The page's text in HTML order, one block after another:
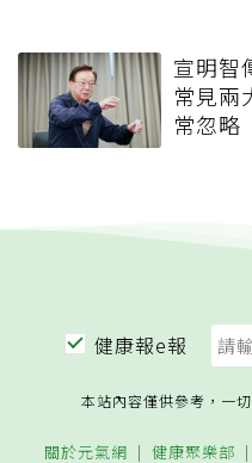
宣明智
常見兩
常忽略
健康報e報
本站內容僅供參考，一
關於元氣網 健康聚樂部